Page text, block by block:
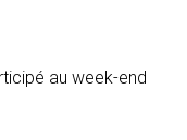
au week-end